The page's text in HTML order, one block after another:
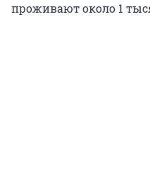
проживают около 1